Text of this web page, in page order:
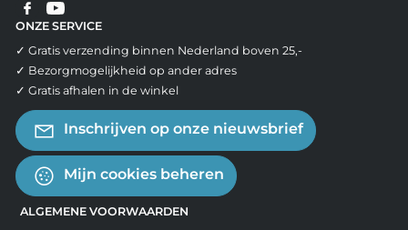
ONZE SERVICE
✓ Gratis verzending binnen Nederland boven 25,-
✓ Bezorgmogelijkheid op ander adres
✓ Gratis afhalen in de winkel
Inschrijven op onze nieuwsbrief
Mijn cookies beheren
ALGEMENE VOORWAARDEN